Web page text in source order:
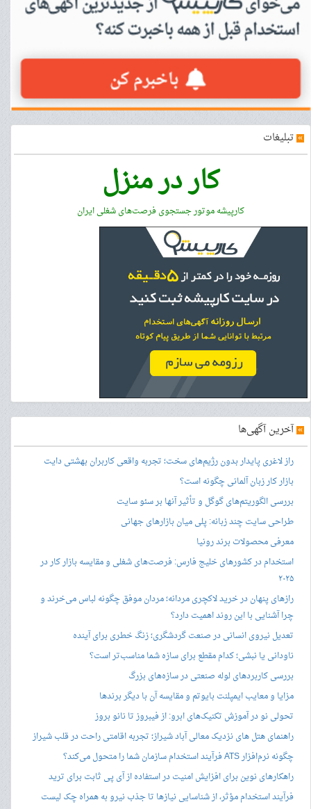
» تبلیغات
کار در منزل
کارپیشه موتور جستجوی فرصت‌های شغلی ایران
»آخرین آگهی‌ها
راز لاغری پایدار بدون رژیم‌های سخت؛ تجربه واقعی کاربران بهشتی دایت
بازار کار زبان آلمانی چگونه است؟
بررسی الگوریتم‌های گوگل و تأثیر آنها بر سئو سایت
طراحی سایت چند زبانه: پلی میان بازارهای جهانی
معرفی محصولات برند رونیا
استخدام در کشورهای خلیج فارس: فرصت‌های شغلی و مقایسه بازار کار در
۲۰۲۵
رازهای پنهان در خرید لاکچری مردانه؛ مردان موفق چگونه لباس می‌خرند و
چرا آشنایی با این روند اهمیت دارد؟
تعدیل نیروی انسانی در صنعت گردشگری؛ زنگ خطری برای آینده
ناودانی یا نبشی؛ کدام مقطع برای سازه شما مناسب‌تر است؟
بررسی کاربردهای لوله صنعتی در سازه‌های بزرگ
مزایا و معایب ایمپلنت بایوتم و مقایسه آن با دیگر برندها
تحولی نو در آموزش تکنیک‌های ابرو: از فیبروز تا نانو بروز
راهنمای هتل های نزدیک معالی آباد شیراز؛ تجربه اقامتی راحت در قلب شیراز
چگونه نرم‌افزار ATS فرآیند استخدام سازمان شما را متحول می‌کند؟
راهکارهای نوین برای افزایش امنیت در استفاده از آی پی ثابت برای ترید
فرآیند استخدام مؤثر، از شناسایی نیازها تا جذب نیرو به همراه چک لیست